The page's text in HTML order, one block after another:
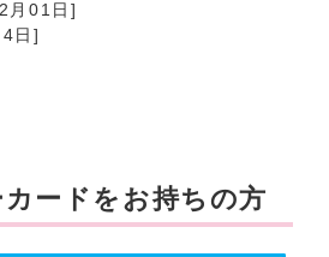
月01日]
日]
ードをお持ちの方